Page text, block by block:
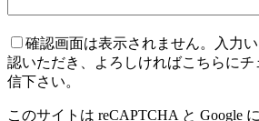
確認画面は表示されません。入力
認いただき、よろしければこちらに
信下さい。
このサイトは reCAPTCHA と Google